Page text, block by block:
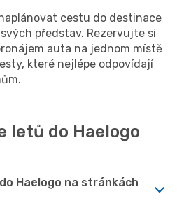
cestu do destinace
představ. Rezervujte si
auta na jednom místě
které nejlépe odpovídají
letů do Haelogo
Haelogo na stránkách